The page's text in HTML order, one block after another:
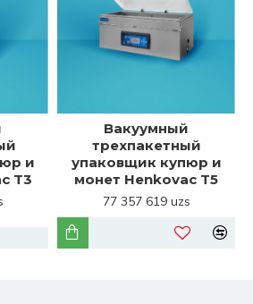
и
T3
Вакуумный
трехпакетный
упаковщик купюр и
монет Henkovac T5
77 357 619 uzs